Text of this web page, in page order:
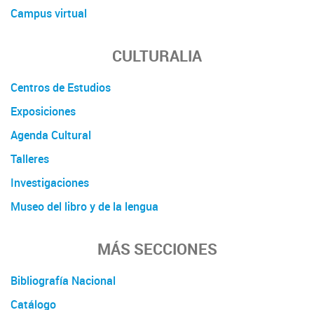
Campus virtual
CULTURALIA
Centros de Estudios
Exposiciones
Agenda Cultural
Talleres
Investigaciones
Museo del libro y de la lengua
MÁS SECCIONES
Bibliografía Nacional
Catálogo